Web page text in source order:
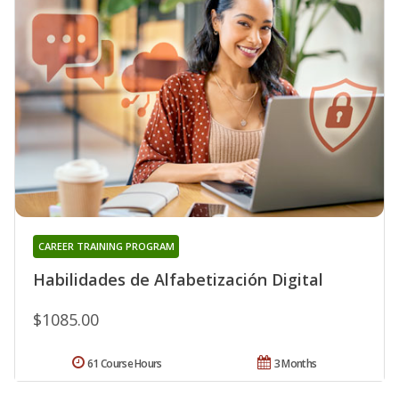
Habilidades de Alfabetización Digital
CAREER TRAINING PROGRAM
$1085.00
3 Months
61 Course Hours